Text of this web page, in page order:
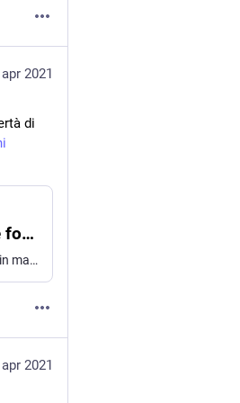
2021
di
Giornalisti intercettati: negata la tutela delle fonti, un vero disastro per la libertà di informazione
Le carte dell'indagine della Procura di Trapani sui salvataggi in mare nel Mediterraneo contengono centinaia di pagine di intercettazioni, trascritte e depositate, che riguardano giornalisti non indagati.
2021